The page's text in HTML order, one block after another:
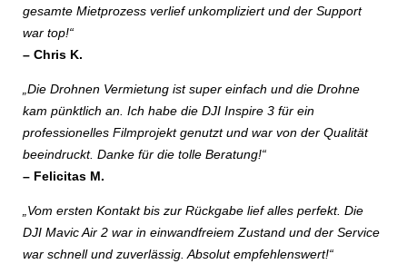
gesamte Mietprozess verlief unkompliziert und der Support
war top!“
– Chris K.
„Die Drohnen Vermietung ist super einfach und die Drohne
kam pünktlich an. Ich habe die DJI Inspire 3 für ein
professionelles Filmprojekt genutzt und war von der Qualität
beeindruckt. Danke für die tolle Beratung!“
– Felicitas M.
„Vom ersten Kontakt bis zur Rückgabe lief alles perfekt. Die
DJI Mavic Air 2 war in einwandfreiem Zustand und der Service
war schnell und zuverlässig. Absolut empfehlenswert!“